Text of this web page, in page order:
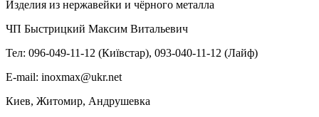
Изделия из нержавейки и чёрного металла
ЧП Быстрицкий Максим Витальевич
Тел: 096-049-11-12 (Київстар), 093-040-11-12 (Лайф)
E-mail: inoxmax@ukr.net
Киев, Житомир, Андрушевка